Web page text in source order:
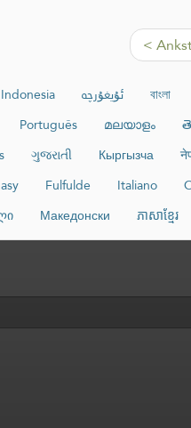
<
Indonesia ئۇيغۇرچە বাংলা
Português മലയാളം
ગુજરાતી Кыргызча
Fulfulde Italiano
Македонски ភាសាខ្មែរ